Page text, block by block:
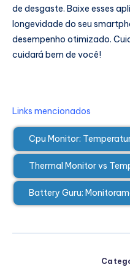
de desgaste. Baixe esses
longevidade do seu
desempenho otimizado.
cuidará bem de você!
Links mencionados
Cpu Monitor:
Thermal Monitor vs
Battery Guru: